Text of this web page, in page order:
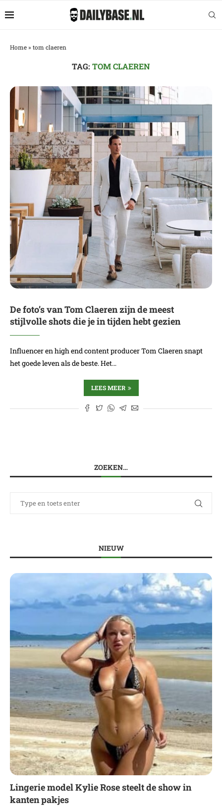
Home» tom claeren
TAG: TOM CLAEREN
De foto’s van Tom Claeren zijn de meest
stijlvolle shots die je in tijden hebt gezien
Influencer en high end content producer Tom Claeren snapt
het goede leven als de beste. Het…
LEES MEER
ZOEKEN…
NIEUW
Lingerie model Kylie Rose steelt de show in
kanten pakjes